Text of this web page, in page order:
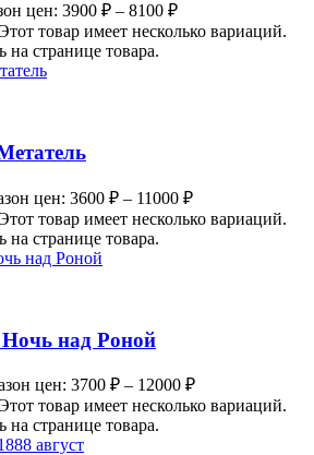
цен: 3900 ₽ – 8100 ₽
товар имеет несколько вариаций.
странице товара.
цен: 3600 ₽ – 11000 ₽
товар имеет несколько вариаций.
странице товара.
над Роной
цен: 3700 ₽ – 12000 ₽
товар имеет несколько вариаций.
странице товара.